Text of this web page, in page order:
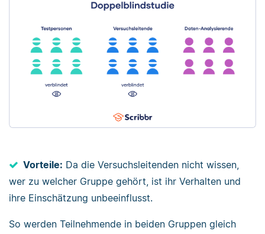
Vorteile: Da die Versuchsleitenden nicht wissen,
wer zu welcher Gruppe gehört, ist ihr Verhalten und
ihre Einschätzung unbeeinflusst.
So werden Teilnehmende in beiden Gruppen gleich